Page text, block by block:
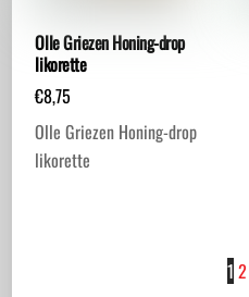
Olle Griezen Honing-drop
likorette
€8,75
Olle Griezen Honing-drop
likorette
1 2